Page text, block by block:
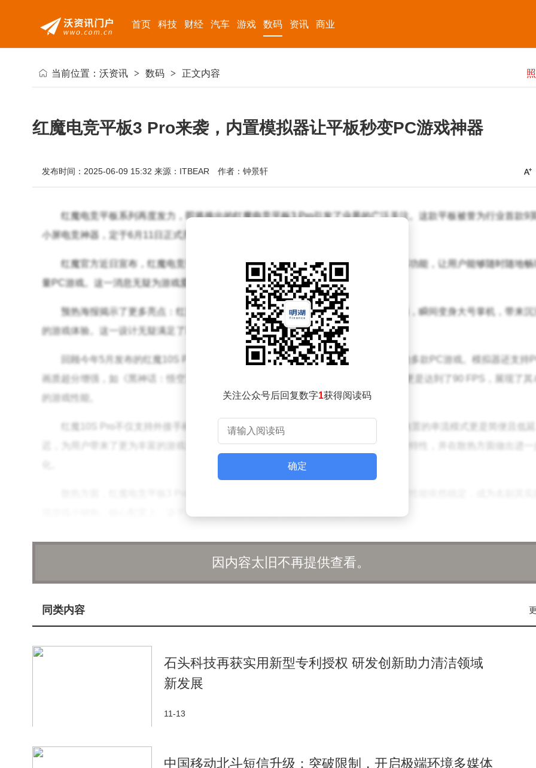
首页 科技 财经 汽车 游戏 数码 资讯 商业
当前位置： 沃资讯 > 数码 > 正文内容
红魔电竞平板3 Pro来袭，内置模拟器让平板秒变PC游戏神器
发布时间：2025-06-09 15:32 来源：ITBEAR 作者：钟景轩
红魔电竞平板系列再度发力，即将推出的红魔电竞平板3 Pro引发了业界的广泛关注。这款平板被誉为行业首款9
小屏电竞神器，定于6月11日正式亮相。
红魔官方近日宣布，红魔电竞平板3 Pro将带来一项前所未有的创新——内置模拟器功能，让用户能够随时随地畅
量PC游戏。这一消息无疑为游戏爱好者们带来了福音。
预热海报揭示了更多亮点：红魔电竞平板3 Pro不仅性能强劲，还支持外接游戏手柄，瞬间变身大号掌机，带来沉
的游戏体验。这一设计无疑满足了玩家对于便携性与游戏性能的双重需求。
回顾今年5月发布的红魔10S Pro，同样内置了PC模拟器，能够兼容Steam平台上的多款PC游戏。模拟器还支持
画质超分增强，如《黑神话：悟空》在模拟器上平均帧率可达30 FPS，《古墓丽影9》更是达到了90 FPS，展现了其
的游戏性能。
红魔10S Pro不仅支持外接手柄，还能连接键盘，并可将游戏画面投屏至显示器，内置的串流模式更是简便且低延
迟，为用户带来了更为丰富的游戏场景选择。预计红魔电竞平板3 Pro也将延续这些优秀特性，并在散热方面做出进一
强游戏小钢炮。核心配置上，该平板搭载了骁龙8至尊版+红芯R3 Pro芯片，性能强劲。
屏幕方面，红魔电竞平板3 Pro正面配备了一块9.06英寸的OLED屏，边框宽度仅为4.9mm，实现了行业最窄四等
设计，为用户带来了更为宽广的视觉体验。
关注公众号后回复数字1获得阅读码
确定
因内容太旧不再提供查看。
同类内容
石头科技再获实用新型专利授权 研发创新助力清洁领域
新发展
11-13
中国移动北斗短信升级：突破限制，开启极端环境多媒体